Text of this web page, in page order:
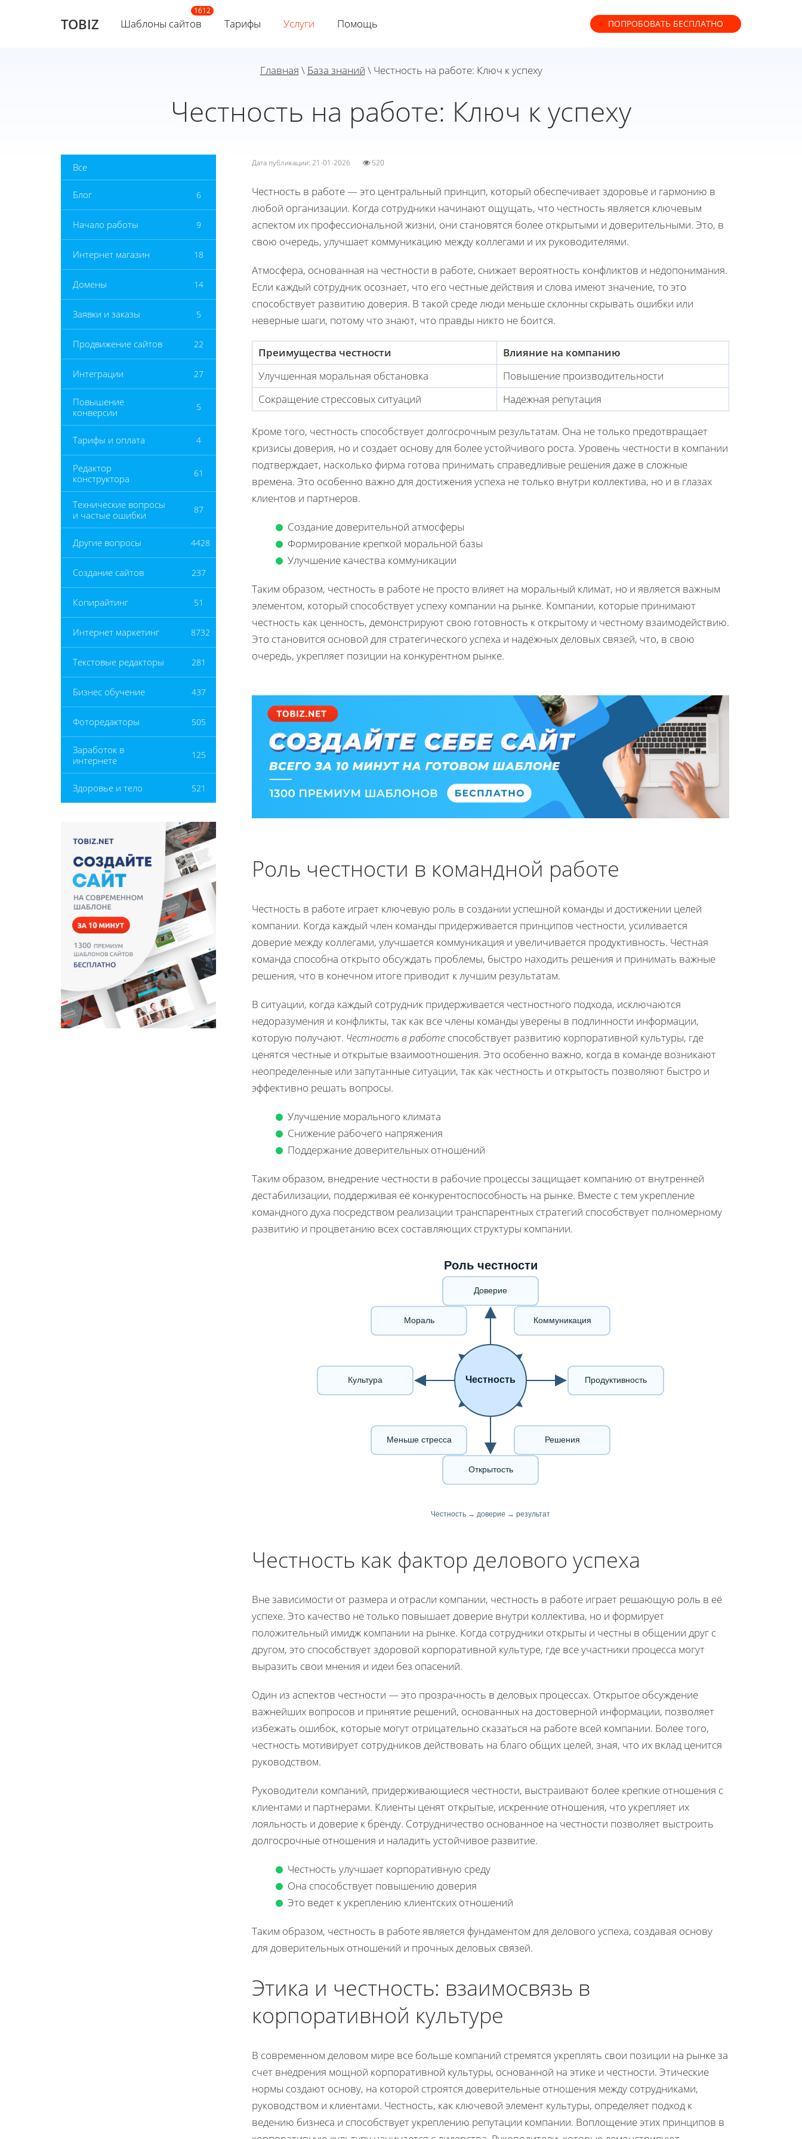
TOBIZ Шаблоны сайтов Тарифы Услуги Помощь ПОПРОБОВАТЬ БЕСПЛАТНО
Главная \ База знаний \ Честность на работе: Ключ к успеху
Честность на работе: Ключ к успеху
Все
Блог 6
Начало работы 9
Интернет магазин 18
Домены 14
Заявки и заказы 5
Продвижение сайтов 22
Интеграции 27
Повышение
конверсии
5
Тарифы и оплата 4
Редактор
конструктора
61
Технические вопросы
и частые ошибки
87
Другие вопросы 4428
Создание сайтов 237
Копирайтинг 51
Интернет маркетинг 8732
Текстовые редакторы 281
Бизнес обучение 437
Фоторедакторы 505
Заработок в
интернете
125
Здоровье и тело 521
Дата публикации: 21-01-2026 520
Честность в работе — это центральный принцип, который обеспечивает здоровье и гармонию в
любой организации. Когда сотрудники начинают ощущать, что честность является ключевым
аспектом их профессиональной жизни, они становятся более открытыми и доверительными. Это, в
свою очередь, улучшает коммуникацию между коллегами и их руководителями.
Атмосфера, основанная на честности в работе, снижает вероятность конфликтов и недопонимания.
Если каждый сотрудник осознает, что его честные действия и слова имеют значение, то это
способствует развитию доверия. В такой среде люди меньше склонны скрывать ошибки или
неверные шаги, потому что знают, что правды никто не боится.
Преимущества честности
Влияние на компанию
Улучшенная моральная обстановка
Повышение производительности
Сокращение стрессовых ситуаций
Надежная репутация
Кроме того, честность способствует долгосрочным результатам. Она не только предотвращает
кризисы доверия, но и создает основу для более устойчивого роста. Уровень честности в компании
подтверждает, насколько фирма готова принимать справедливые решения даже в сложные
времена. Это особенно важно для достижения успеха не только внутри коллектива, но и в глазах
клиентов и партнеров.
Создание доверительной атмосферы
Формирование крепкой моральной базы
Улучшение качества коммуникации
Таким образом, честность в работе не просто влияет на моральный климат, но и является важным
элементом, который способствует успеху компании на рынке. Компании, которые принимают
честность как ценность, демонстрируют свою готовность к открытому и честному взаимодействию.
Это становится основой для стратегического успеха и надежных деловых связей, что, в свою
очередь, укрепляет позиции на конкурентном рынке.
Роль честности в командной работе
Честность в работе играет ключевую роль в создании успешной команды и достижении целей
компании. Когда каждый член команды придерживается принципов честности, усиливается
доверие между коллегами, улучшается коммуникация и увеличивается продуктивность. Честная
команда способна открыто обсуждать проблемы, быстро находить решения и принимать важные
решения, что в конечном итоге приводит к лучшим результатам.
В ситуации, когда каждый сотрудник придерживается честностного подхода, исключаются
недоразумения и конфликты, так как все члены команды уверены в подлинности информации,
которую получают. Честность в работе способствует развитию корпоративной культуры, где
ценятся честные и открытые взаимоотношения. Это особенно важно, когда в команде возникают
неопределенные или запутанные ситуации, так как честность и открытость позволяют быстро и
эффективно решать вопросы.
Улучшение морального климата
Снижение рабочего напряжения
Поддержание доверительных отношений
Таким образом, внедрение честности в рабочие процессы защищает компанию от внутренней
дестабилизации, поддерживая её конкурентоспособность на рынке. Вместе с тем укрепление
командного духа посредством реализации транcпарентных стратегий способствует полномерному
развитию и процветанию всех составляющих структуры компании.
Роль честности
Честность
Доверие
Коммуникация
Продуктивность
Решения
Открытость
Меньше стресса
Культура
Мораль
Честность → доверие → результат
Честность как фактор делового успеха
Вне зависимости от размера и отрасли компании, честность в работе играет решающую роль в её
успехе. Это качество не только повышает доверие внутри коллектива, но и формирует
положительный имидж компании на рынке. Когда сотрудники открыты и честны в общении друг с
другом, это способствует здоровой корпоративной культуре, где все участники процесса могут
выразить свои мнения и идеи без опасений.
Один из аспектов честности — это прозрачность в деловых процессах. Открытое обсуждение
важнейших вопросов и принятие решений, основанных на достоверной информации, позволяет
избежать ошибок, которые могут отрицательно сказаться на работе всей компании. Более того,
честность мотивирует сотрудников действовать на благо общих целей, зная, что их вклад ценится
руководством.
Руководители компаний, придерживающиеся честности, выстраивают более крепкие отношения с
клиентами и партнерами. Клиенты ценят открытые, искренние отношения, что укрепляет их
лояльность и доверие к бренду. Сотрудничество основанное на честности позволяет выстроить
долгосрочные отношения и наладить устойчивое развитие.
Честность улучшает корпоративную среду
Она способствует повышению доверия
Это ведет к укреплению клиентских отношений
Таким образом, честность в работе является фундаментом для делового успеха, создавая основу
для доверительных отношений и прочных деловых связей.
Этика и честность: взаимосвязь в
корпоративной культуре
В современном деловом мире все больше компаний стремятся укреплять свои позиции на рынке за
счет внедрения мощной корпоративной культуры, основанной на этике и честности. Этические
нормы создают основу, на которой строятся доверительные отношения между сотрудниками,
руководством и клиентами. Честность, как ключевой элемент культуры, определяет подход к
ведению бизнеса и способствует укреплению репутации компании. Воплощение этих принципов в